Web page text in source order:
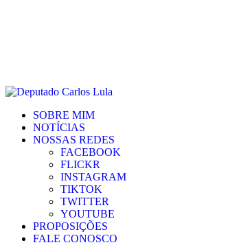
SOBRE MIM
NOTÍCIAS
NOSSAS REDES
FACEBOOK
FLICKR
INSTAGRAM
TIKTOK
TWITTER
YOUTUBE
PROPOSIÇÕES
FALE CONOSCO